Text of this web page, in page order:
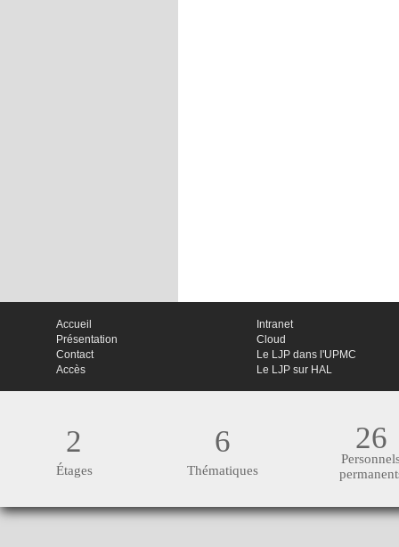
Accueil
Présentation
Contact
Accès
Intranet
Cloud
Le LJP dans l'UPMC
Le LJP sur HAL
2
Étages
6
Thématiques
26